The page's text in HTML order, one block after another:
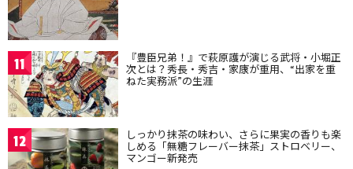
11 『豊臣兄弟！』で萩原護が演じる武将・小堀正
次とは？秀長・秀吉・家康が重用、“出家を重
ねた実務派”の生涯
12 しっかり抹茶の味わい、さらに果実の香りも楽
しめる「無糖フレーバー抹茶」ストロベリー、
マンゴー新発売